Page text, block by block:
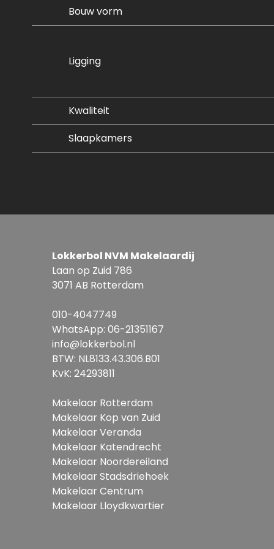
Bouw vorm
Ligging
Kwaliteit
Slaapkamers
Lokkerbol NVM Makelaardij
Laan op Zuid 786
3071 AB Rotterdam
010-4047749
WhatsApp: 06-21351167
info@lokkerbol.nl
BTW: NL8133.43.306.B01
KvK: 24293811
Makelaar Rotterdam
Makelaar Kop van Zuid
Makelaar Veranda
Makelaar Katendrecht
Makelaar Noordereiland
Makelaar Stadsdriehoek
Makelaar Centrum
Makelaar Lloydkwartier